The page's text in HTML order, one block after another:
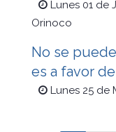
Lunes 01 de
Orinoco
No se
es a favor
Lunes 25 de